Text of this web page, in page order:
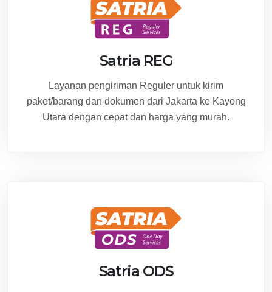
Satria REG
Layanan pengiriman Reguler untuk kirim
paket/barang dan dokumen dari Jakarta ke Kayong
Utara dengan cepat dan harga yang murah.
Satria ODS